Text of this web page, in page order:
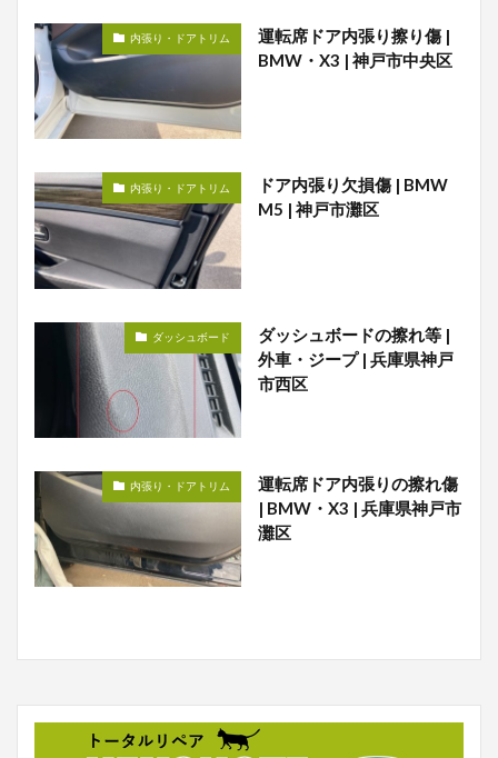
内張り・ドアトリム
運転席ドア内張り擦り傷 |
BMW・X3 | 神戸市中央区
内張り・ドアトリム
ドア内張り欠損傷 | BMW
M5 | 神戸市灘区
ダッシュボード
ダッシュボードの擦れ等 |
外車・ジープ | 兵庫県神戸
市西区
内張り・ドアトリム
運転席ドア内張りの擦れ傷
| BMW・X3 | 兵庫県神戸市
灘区